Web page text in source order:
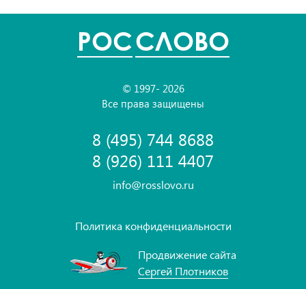
POCСЛОВО
© 1997- 2026
Все права защищены
8 (495) 744 8688
8 (926) 111 4407
info@rosslovo.ru
Политика конфиденциальности
Продвижение сайта
Сергей Плотников